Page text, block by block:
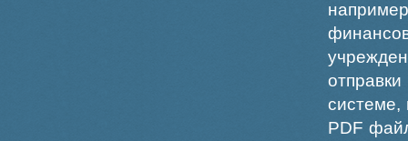
системе,
PDF